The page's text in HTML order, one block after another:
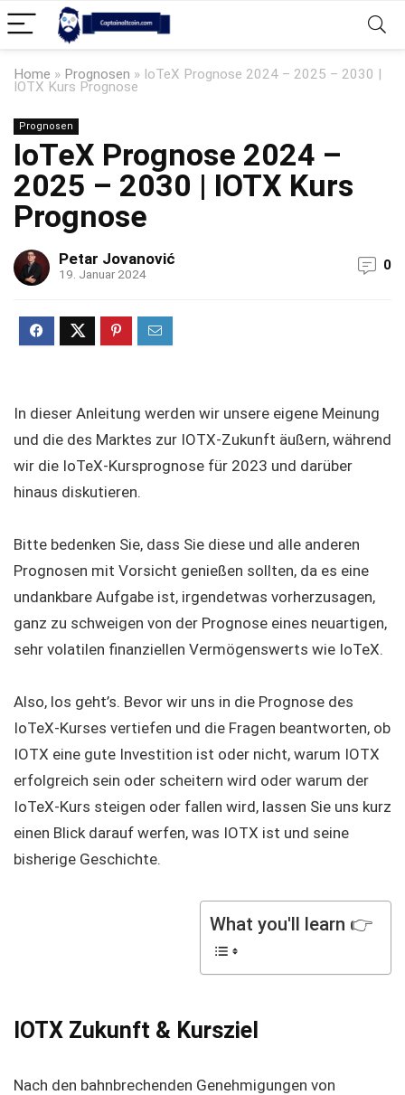
Home » Prognosen » IoTeX Prognose 2024 – 2025 – 2030 |
IOTX Kurs Prognose
Prognosen
IoTeX Prognose 2024 –
2025 – 2030 | IOTX Kurs
Prognose
Petar Jovanović
19. Januar 2024
0
In dieser Anleitung werden wir unsere eigene Meinung
und die des Marktes zur IOTX-Zukunft äußern, während
wir die IoTeX-Kursprognose für 2023 und darüber
hinaus diskutieren.
Bitte bedenken Sie, dass Sie diese und alle anderen
Prognosen mit Vorsicht genießen sollten, da es eine
undankbare Aufgabe ist, irgendetwas vorherzusagen,
ganz zu schweigen von der Prognose eines neuartigen,
sehr volatilen finanziellen Vermögenswerts wie IoTeX.
Also, los geht’s. Bevor wir uns in die Prognose des
IoTeX-Kurses vertiefen und die Fragen beantworten, ob
IOTX eine gute Investition ist oder nicht, warum IOTX
erfolgreich sein oder scheitern wird oder warum der
IoTeX-Kurs steigen oder fallen wird, lassen Sie uns kurz
einen Blick darauf werfen, was IOTX ist und seine
bisherige Geschichte.
What you'll learn 👉
IOTX Zukunft & Kursziel
Nach den bahnbrechenden Genehmigungen von